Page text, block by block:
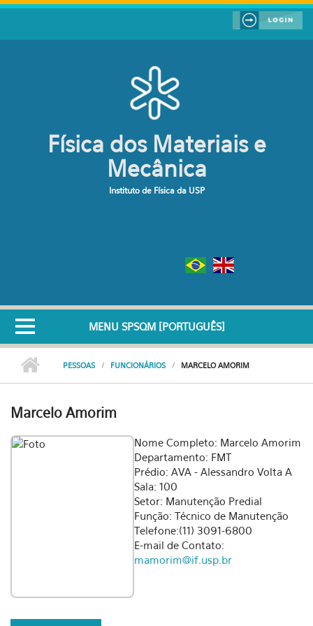
Pular para o conteúdo principal
Física dos Materiais e
Mecânica
Instituto de Física da USP
MENU SPSQM [PORTUGUÊS]
PESSOAS FUNCIONÁRIOS MARCELO AMORIM
Marcelo Amorim
Nome Completo: Marcelo Amorim
Departamento: FMT
Prédio: AVA - Alessandro Volta A
Sala: 100
Setor: Manutenção Predial
Função: Técnico de Manutenção
Telefone:(11) 3091-6800
E-mail de Contato:
mamorim@if.usp.br